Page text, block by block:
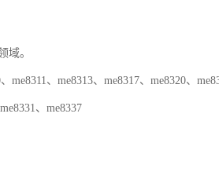
域。
、me8313、me8317、me8320、
、me8337